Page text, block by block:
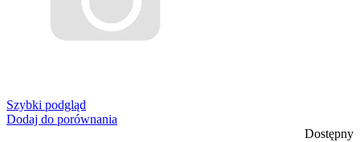
Szybki podgląd
Dodaj do porównania
Dostępny